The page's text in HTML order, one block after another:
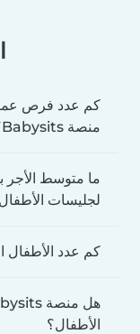
كم عدد فرص عمل
منصة Babysits؟
ما متوسط الأجر
لجليسات
كم عدد الأطفال
الأطفال؟